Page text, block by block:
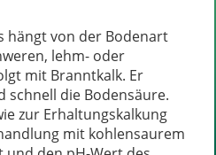
hängt von der Bodenart
lehm- oder
mit Branntkalk. Er
die Bodensäure.
zur Erhaltungskalkung
mit kohlensaurem